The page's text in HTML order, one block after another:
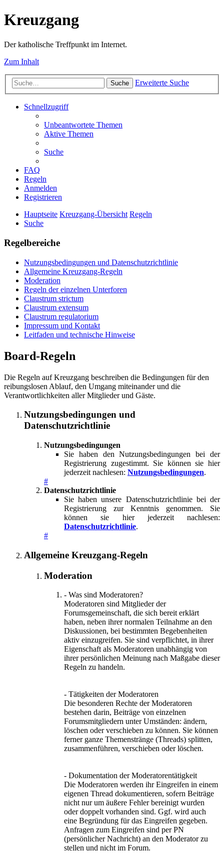
Kreuzgang
Der katholische Treffpunkt im Internet.
Zum Inhalt
Suche Erweiterte Suche
Schnellzugriff
Unbeantwortete Themen
Aktive Themen
Suche
FAQ
Regeln
Anmelden
Registrieren
Hauptseite Kreuzgang-Übersicht Regeln
Suche
Regelbereiche
Nutzungsbedingungen und Datenschutzrichtlinie
Allgemeine Kreuzgang-Regeln
Moderation
Regeln der einzelnen Unterforen
Claustrum strictum
Claustrum extensum
Claustrum regulatorium
Impressum und Kontakt
Leitfaden und technische Hinweise
Board-Regeln
Die Regeln auf Kreuzgang beschreiben die Bedingungen für den
reibungslosen Ablauf, den Umgang miteinander und die
Verantwortlichkeiten aller Mitglieder und Gäste.
Nutzungsbedingungen und
Datenschutzrichtlinie
Nutzungsbedingungen
Sie haben den Nutzungsbedingungen bei der
Registrierung zugestimmt. Sie können sie hier
jederzeit nachlesen: Nutzungsbedingungen.
#
Datenschutzrichtlinie
Sie haben unsere Datenschutzrichtlinie bei der
Registrierung zur Kenntnis genommen. Sie
können sie hier jederzeit nachlesen:
Datenschutzrichtlinie.
#
Allgemeine Kreuzgang-Regeln
Moderation
- Was sind Moderatoren?
Moderatoren sind Mitglieder der
Forumsgemeinschaft, die sich bereit erklärt
haben, neben ihrer normalen Teilnahme an den
Diskussionen, bei bestimmten Begebenheiten
aktiv einzugreifen. Sie sind verpflichtet, in ihrer
Eigenschaft als Moderatoren unabhängig von
ihrer persönlichen Meinung nach Maßgabe dieser
Regeln zu handeln.
- Tätigkeiten der Moderatoren
Die besonderen Rechte der Moderatoren
bestehen darin, Beiträge von einzelnen
Forumsmitgliedern unter Umständen: ändern,
löschen oder verschieben zu können. Sie können
ferner ganze Themenstränge (Threads) splitten,
zusammenführen, verschieben oder löschen.
- Dokumentation der Moderatorentätigkeit
Die Moderatoren werden ihr Eingreifen in einem
eigenen Thread dokumentieren, sofern Beiträge
nicht nur um äußere Fehler bereinigt wurden
oder doppelt vorhanden sind. Ggf. wird auch
eine Begründung für das Eingreifen gegeben.
Anfragen zum Eingreifen sind per PN
(persönlicher Nachricht) an den Moderator zu
stellen und nicht im Forum.